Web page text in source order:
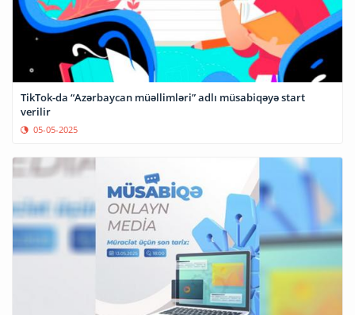
TikTok-da “Azərbaycan müəllimləri” adlı müsabiqəyə start
verilir
05-05-2025